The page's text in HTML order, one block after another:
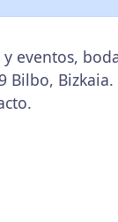
eventos,
Bilbo,